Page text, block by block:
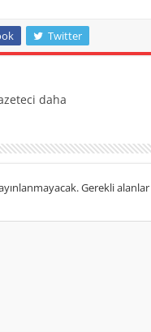
Twitter
daha
Gerekli alanlar